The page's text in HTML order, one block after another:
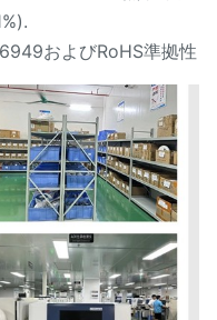
およびRoHS準拠性